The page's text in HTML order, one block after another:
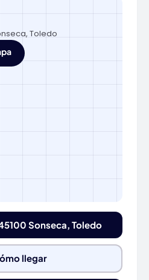
Toledo
Sonseca, Toledo
llegar